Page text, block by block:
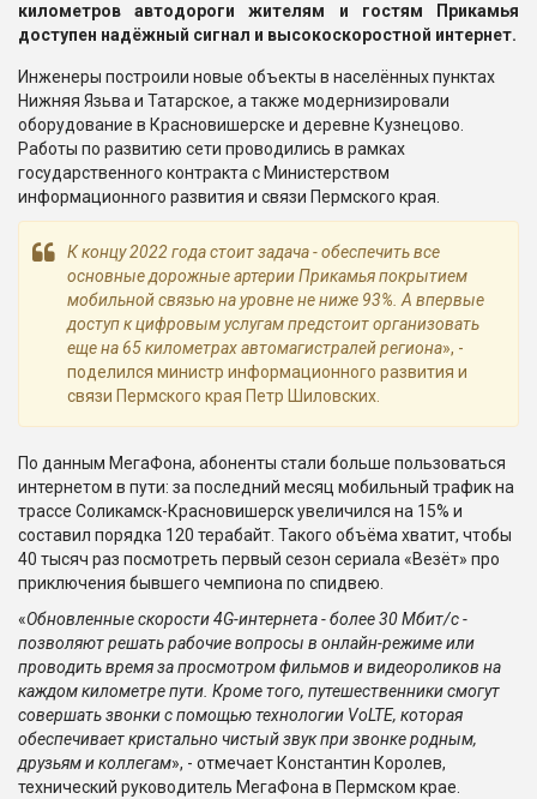
километров автодороги жителям и гостям Прикамья
доступен надёжный сигнал и высокоскоростной интернет.
Инженеры построили новые объекты в населённых пунктах
Нижняя Язьва и Татарское, а также модернизировали
оборудование в Красновишерске и деревне Кузнецово.
Работы по развитию сети проводились в рамках
государственного контракта с Министерством
информационного развития и связи Пермского края.
К концу 2022 года стоит задача - обеспечить все
основные дорожные артерии Прикамья покрытием
мобильной связью на уровне не ниже 93%. А впервые
доступ к цифровым услугам предстоит организовать
еще на 65 километрах автомагистралей региона», -
поделился министр информационного развития и
связи Пермского края Петр Шиловских.
По данным МегаФона, абоненты стали больше пользоваться
интернетом в пути: за последний месяц мобильный трафик на
трассе Соликамск-Красновишерск увеличился на 15% и
составил порядка 120 терабайт. Такого объёма хватит, чтобы
40 тысяч раз посмотреть первый сезон сериала «Везёт» про
приключения бывшего чемпиона по спидвею.
«Обновленные скорости 4G-интернета - более 30 Мбит/с -
позволяют решать рабочие вопросы в онлайн-режиме или
проводить время за просмотром фильмов и видеороликов на
каждом километре пути. Кроме того, путешественники смогут
совершать звонки с помощью технологии VoLTE, которая
обеспечивает кристально чистый звук при звонке родным,
друзьям и коллегам», - отмечает Константин Королев,
технический руководитель МегаФона в Пермском крае.